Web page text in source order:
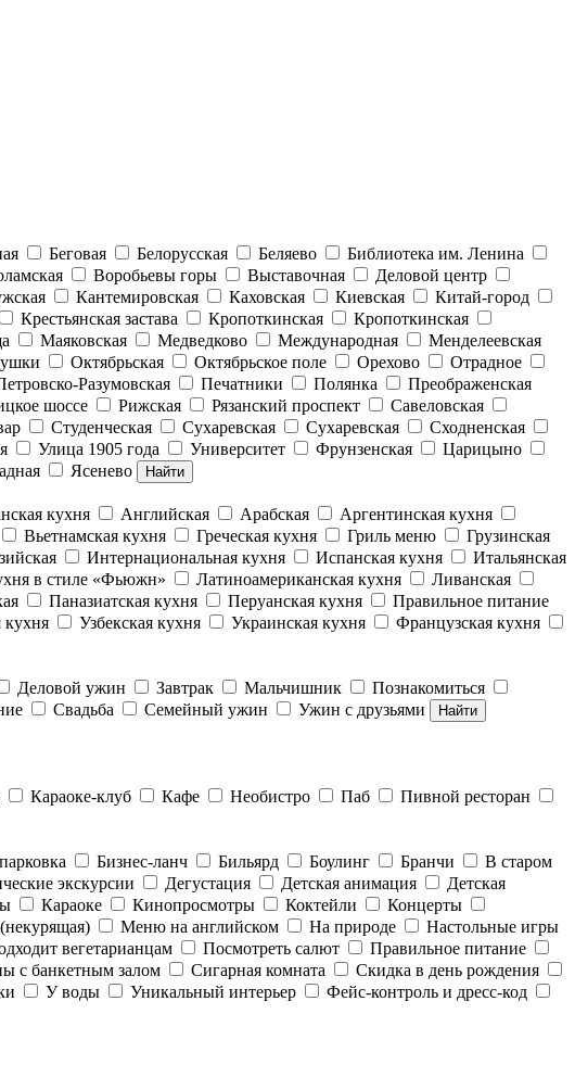
Беговая Белорусская Беляево
Библиотека им. Ленина
Воробьевы горы Выставочная
Деловой центр
Кантемировская Каховская Киевская
Китай-город
Крестьянская застава Кропоткинская
Кропоткинская
Маяковская Медведково Международная
Менделеевская
Октябрьская Октябрьское поле Орехово
Отрадное
Разумовская Печатники Полянка
Преображенская
шоссе Рижская Рязанский проспект
Савеловская
Студенческая Сухаревская Сухаревская
Сходненская
Улица 1905 года Университет Фрунзенская
Царицыно
Ясенево Найти
кухня Английская Арабская
Аргентинская кухня
Вьетнамская кухня Греческая кухня Гриль меню
Грузинская
Интернациональная кухня Испанская кухня
Итальянская
в стиле «Фьюжн» Латиноамериканская кухня
Ливанская
Паназиатская кухня Перуанская кухня
Правильное питание
кухня Узбекская кухня Украинская кухня
Французская кухня
Деловой ужин Завтрак Мальчишник
Познакомиться
Свадьба Семейный ужин Ужин с друзьями Найти
Караоке-клуб Кафе Необистро Паб
Пивной ресторан
Бизнес-ланч Бильярд Боулинг Бранчи
В старом
экскурсии Дегустация Детская анимация
Детская
Караоке Кинопросмотры Коктейли
Концерты
Меню на английском На природе
Настольные игры
вегетарианцам Посмотреть салют
Правильное питание
с банкетным залом Сигарная комната
Скидка в день рождения
У воды Уникальный интерьер
Фейс-контроль и дресс-код